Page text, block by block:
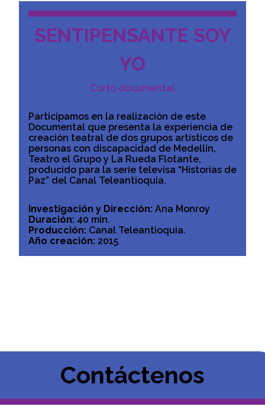
SENTIPENSANTE SOY
YO
Corto documental
Participamos en la realización de este
Documental que presenta la experiencia de
creación teatral de dos grupos artísticos de
personas con discapacidad de Medellín,
Teatro el Grupo y La Rueda Flotante,
producido para la serie televisa “Historias de
Paz” del Canal Teleantioquia.
Investigación y Dirección: Ana Monroy
Duración: 40 min.
Producción: Canal Teleantioquia.
Año creación: 2015
Contáctenos